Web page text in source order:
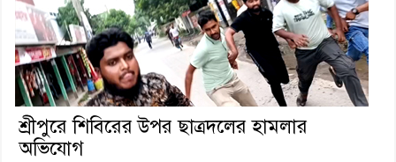
শ্রীপুরে শিবিরের উপর ছাত্রদলের হামলার
অভিযোগ